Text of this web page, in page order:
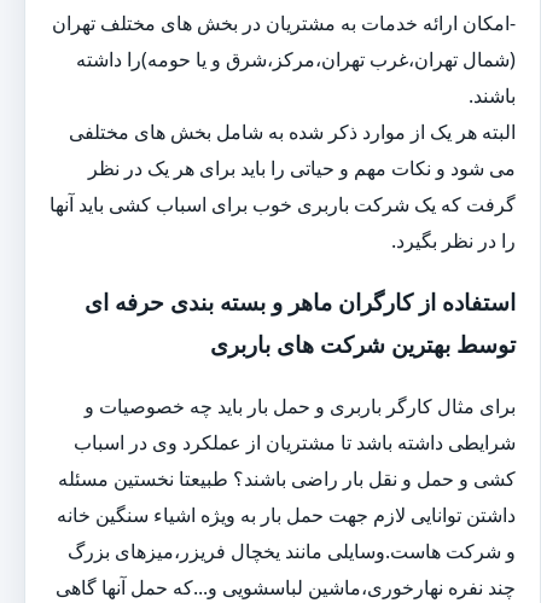
-امکان ارائه خدمات به مشتریان در بخش های مختلف تهران
(شمال تهران،غرب تهران،مرکز،شرق و یا حومه)را داشته
باشند.
البته هر یک از موارد ذکر شده به شامل بخش های مختلفی
می شود و نکات مهم و حیاتی را باید برای هر یک در نظر
گرفت که یک شرکت باربری خوب برای اسباب کشی باید آنها
را در نظر بگیرد.
استفاده از کارگران ماهر و بسته بندی حرفه ای
توسط بهترین شرکت های باربری
برای مثال کارگر باربری و حمل بار باید چه خصوصیات و
شرایطی داشته باشد تا مشتریان از عملکرد وی در اسباب
کشی و حمل و نقل بار راضی باشند؟ طبیعتا نخستین مسئله
داشتن توانایی لازم جهت حمل بار به ویژه اشیاء سنگین خانه
و شرکت هاست.وسایلی مانند یخچال فریزر،میزهای بزرگ
چند نفره نهارخوری،ماشین لباسشویی و...که حمل آنها گاهی